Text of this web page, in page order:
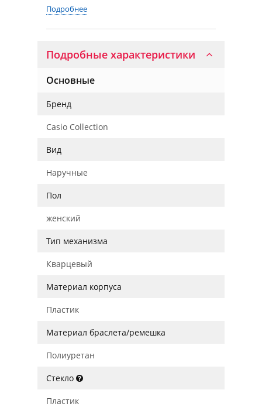
Подробнее
Подробные характеристики
Основные
Бренд
Casio Collection
Вид
Наручные
Пол
женский
Тип механизма
Кварцевый
Материал корпуса
Пластик
Материал браслета/ремешка
Полиуретан
Стекло
Пластик